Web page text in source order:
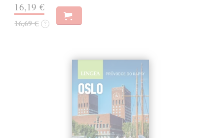
16,19 €
16,69 € ?